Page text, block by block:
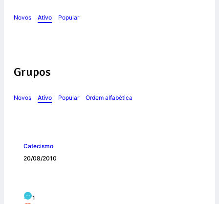
Novos Ativo Popular
Grupos
Novos Ativo Popular Ordem alfabética
Catecismo
20/08/2010
1